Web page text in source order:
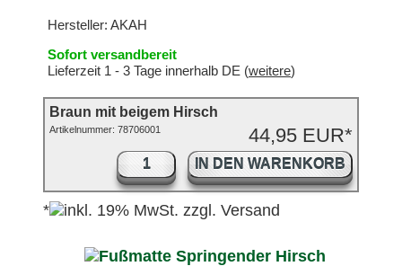
Hersteller: AKAH
Sofort versandbereit
Lieferzeit 1 - 3 Tage innerhalb DE (weitere)
Braun mit beigem Hirsch
44,95 EUR*
Artikelnummer: 78706001
IN DEN WARENKORB
*